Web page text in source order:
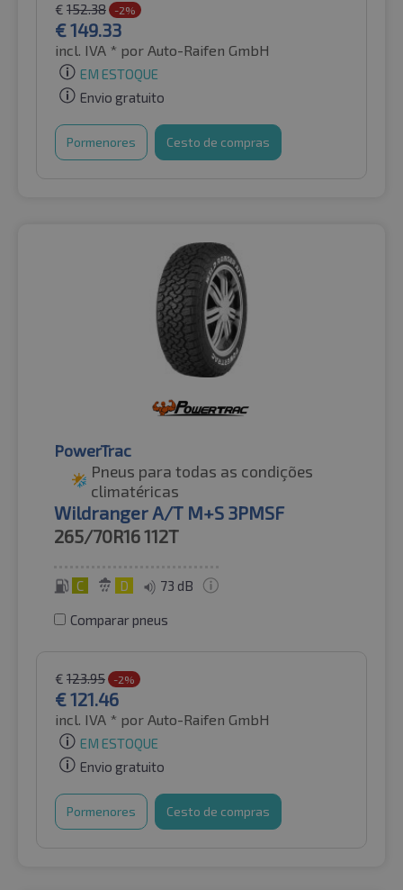
€ 152.38 -2%
€149.33
incl. IVA * por Auto-Raifen GmbH
EM ESTOQUE
Envio gratuito
Pormenores Cesto de compras
PowerTrac
Pneus para todas as condições
climatéricas
Wildranger A/T M+S 3PMSF
265/70R16112T
C D 73 dB
Comparar pneus
€ 123.95 -2%
€121.46
incl. IVA * por Auto-Raifen GmbH
EM ESTOQUE
Envio gratuito
Pormenores Cesto de compras